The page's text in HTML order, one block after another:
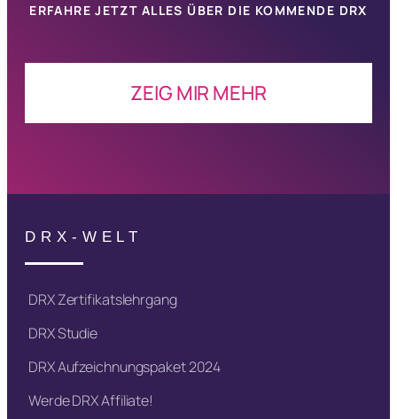
ERFAHRE JETZT ALLES ÜBER DIE KOMMENDE DRX
ZEIG MIR MEHR
DRX-WELT
DRX Zertifikatslehrgang
DRX Studie
DRX Aufzeichnungspaket 2024
Werde DRX Affiliate!